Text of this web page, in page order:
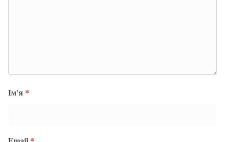
Ім'я *